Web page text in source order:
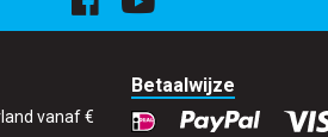
vanaf €
Betaalwijze